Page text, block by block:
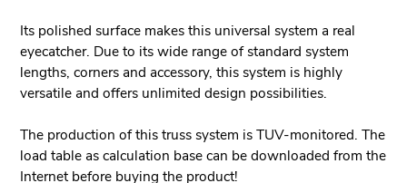
Its polished surface makes this universal system a real
eyecatcher. Due to its wide range of standard system
lengths, corners and accessory, this system is highly
versatile and offers unlimited design possibilities.
The production of this truss system is TUV-monitored. The
load table as calculation base can be downloaded from the
Internet before buying the product!